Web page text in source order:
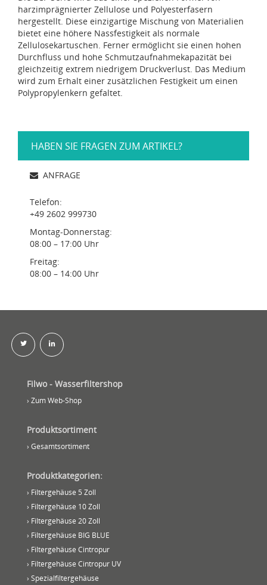
harzimprägnierter Zellulose und Polyesterfasern
hergestellt. Diese einzigartige Mischung von Materialien
bietet eine höhere Nassfestigkeit als normale
Zellulosekartuschen. Ferner ermöglicht sie einen hohen
Durchfluss und hohe Schmutzaufnahmekapazität bei
gleichzeitig extrem niedrigem Druckverlust. Das Medium
wird zum Erhalt einer zusätzlichen Festigkeit um einen
Polypropylenkern gefaltet.
HABEN SIE FRAGEN ZUM ARTIKEL?
ANFRAGE
Telefon:
+49 2602 999730
Montag-Donnerstag:
08:00 – 17:00 Uhr
Freitag:
08:00 – 14:00 Uhr
Filwo - Wasserfiltershop
› Zum Web-Shop
Produktsortiment
› Gesamtsortiment
Produktkategorien:
› Filtergehäuse 5 Zoll
› Filtergehäuse 10 Zoll
› Filtergehäuse 20 Zoll
› Filtergehäuse BIG BLUE
› Filtergehäuse Cintropur
› Filtergehäuse Cintropur UV
› Spezialfiltergehäuse